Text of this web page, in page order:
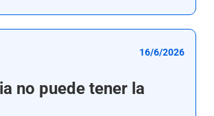
16/6/2026
no puede tener la